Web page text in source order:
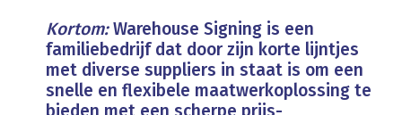
Kortom:Warehouse Signing is een
familiebedrijf dat door zijn korte lijntjes
met diverse suppliers in staat is om een
snelle en flexibele maatwerkoplossing te